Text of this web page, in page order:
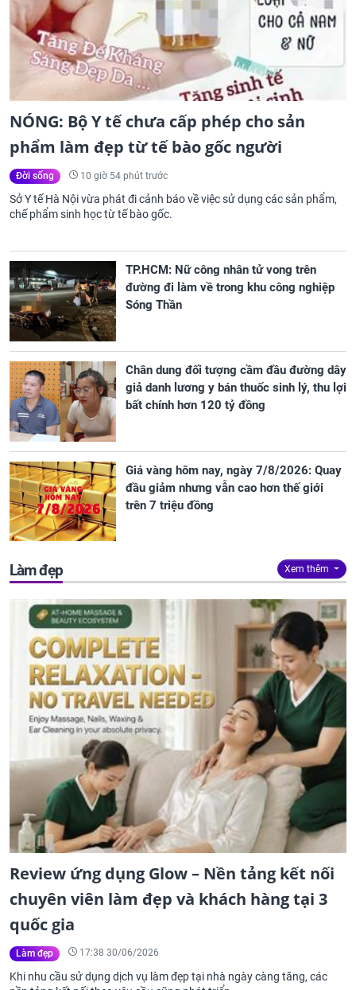
NÓNG: Bộ Y tế chưa cấp phép cho sản
phẩm làm đẹp từ tế bào gốc người
Đời sống 10 giờ 54 phút trước
Sở Y tế Hà Nội vừa phát đi cảnh báo về việc sử dụng các sản phẩm,
chế phẩm sinh học từ tế bào gốc.
TP.HCM: Nữ công nhân tử vong trên
đường đi làm về trong khu công nghiệp
Sóng Thần
Chân dung đối tượng cầm đầu đường dây
giả danh lương y bán thuốc sinh lý, thu lợi
bất chính hơn 120 tỷ đồng
Giá vàng hôm nay, ngày 7/8/2026: Quay
đầu giảm nhưng vẫn cao hơn thế giới
trên 7 triệu đồng
Làm đẹp Xem thêm
Review ứng dụng Glow – Nền tảng kết nối
chuyên viên làm đẹp và khách hàng tại 3
quốc gia
Làm đẹp 17:38 30/06/2026
Khi nhu cầu sử dụng dịch vụ làm đẹp tại nhà ngày càng tăng, các